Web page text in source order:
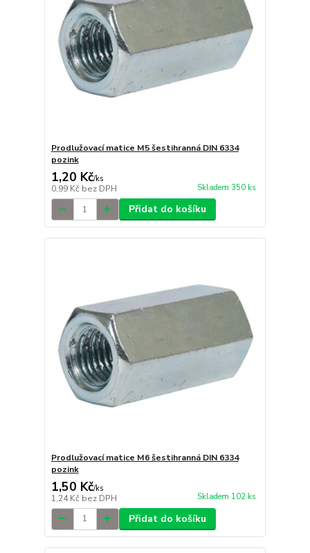
Prodlužovací matice M5 šestihranná DIN 6334
pozink
1,20 Kč/ks
0,99 Kč bez DPH Skladem 350 ks
Přidat do košíku
Prodlužovací matice M6 šestihranná DIN 6334
pozink
1,50 Kč/ks
1,24 Kč bez DPH Skladem 102 ks
Přidat do košíku